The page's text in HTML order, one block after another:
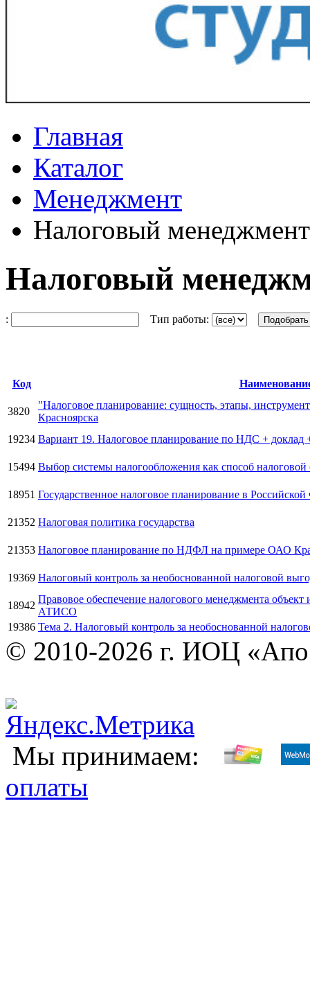
Главная
Каталог
Менеджмент
Налоговый менеджмент
Налоговый
: Тип работы:
Код
3820
"Налоговое планирование: сущность, этапы,
Красноярска
19234 Вариант 19. Налоговое планирование по НДС +
15494 Выбор системы налогообложения как способ
18951 Государственное налоговое планирование в
21352 Налоговая политика государства
21353 Налоговое планирование по НДФЛ на примере ОАО
19369 Налоговый контроль за необоснованной налоговой
18942
Правовое обеспечение налогового менеджмента объект
АТИСО
19386 Тема 2. Налоговый контроль за необоснованной
© 2010-2026 г. ИОЦ
Мы принимаем:
оплаты